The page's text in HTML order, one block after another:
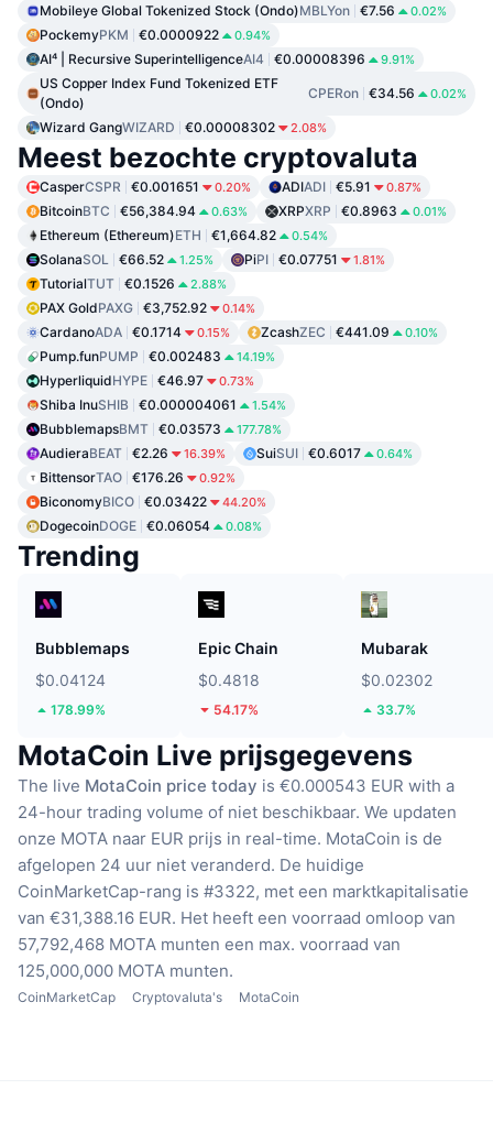
Mobileye Global Tokenized Stock (Ondo)MBLYon €7.56 0.02%
PockemyPKM €0.0000922 0.94%
AI⁴ | Recursive SuperintelligenceAI4 €0.00008396 9.91%
US Copper Index Fund Tokenized ETF
(Ondo)
CPERon €34.56 0.02%
Wizard GangWIZARD €0.00008302 2.08%
Meest bezochte cryptovaluta
CasperCSPR €0.001651 0.20% ADIADI €5.91 0.87%
BitcoinBTC €56,384.94 0.63% XRPXRP €0.8963 0.01%
Ethereum (Ethereum)ETH €1,664.82 0.54%
SolanaSOL €66.52 1.25% PiPI €0.07751 1.81%
TutorialTUT €0.1526 2.88%
PAX GoldPAXG €3,752.92 0.14%
CardanoADA €0.1714 0.15% ZcashZEC €441.09 0.10%
Pump.funPUMP €0.002483 14.19%
HyperliquidHYPE €46.97 0.73%
Shiba InuSHIB €0.000004061 1.54%
BubblemapsBMT €0.03573 177.78%
AudieraBEAT €2.26 16.39% SuiSUI €0.6017 0.64%
BittensorTAO €176.26 0.92%
BiconomyBICO €0.03422 44.20%
DogecoinDOGE €0.06054 0.08%
Trending
Bubblemaps
$0.04124
178.99%
Epic Chain
$0.4818
54.17%
Mubarak
$0.02302
33.7%
MotaCoin Live prijsgegevens
The live MotaCoin price today is €0.000543 EUR with a
24-hour trading volume of niet beschikbaar. We updaten
onze MOTA naar EUR prijs in real-time. MotaCoin is de
afgelopen 24 uur niet veranderd. De huidige
CoinMarketCap-rang is #3322, met een marktkapitalisatie
van €31,388.16 EUR. Het heeft een voorraad omloop van
57,792,468 MOTA munten een max. voorraad van
125,000,000 MOTA munten.
CoinMarketCap Cryptovaluta's MotaCoin